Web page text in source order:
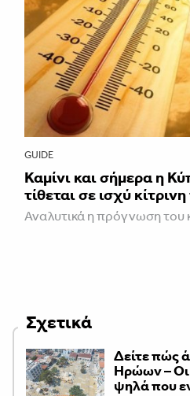
GUIDE
Καμίνι και σήμερα η
τίθεται σε ισχύ
Αναλυτικά η πρόγνωση του
Σχετικά
Δείτε πώς
Ηρώων –
ψηλά που